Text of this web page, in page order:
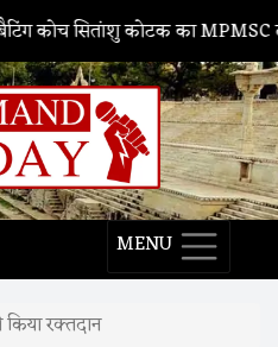
सितांशु कोटक का MPMSC दौरा,
MENU
रक्तदान